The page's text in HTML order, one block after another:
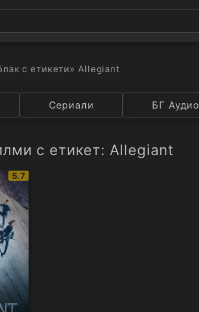
с етикети» Allegiant
ДържаваСериали БГ Аудио
с етикет: Allegiant
IMDb
рейтинг:
5.7